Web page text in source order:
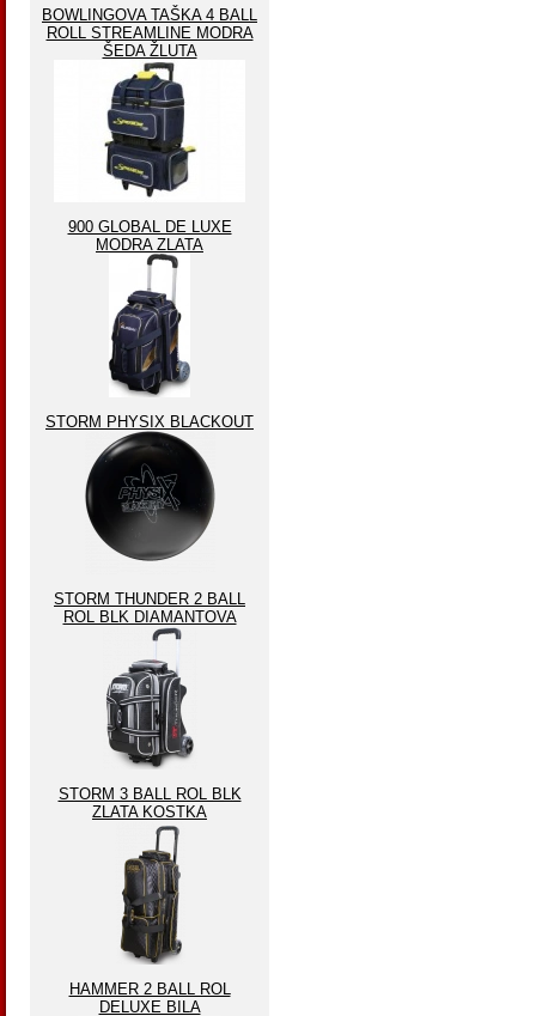
BOWLINGOVA TAŠKA 4 BALL
ROLL STREAMLINE MODRA
ŠEDA ŽLUTA
900 GLOBAL DE LUXE
MODRA ZLATA
STORM PHYSIX BLACKOUT
STORM THUNDER 2 BALL
ROL BLK DIAMANTOVA
STORM 3 BALL ROL BLK
ZLATA KOSTKA
HAMMER 2 BALL ROL
DELUXE BILA